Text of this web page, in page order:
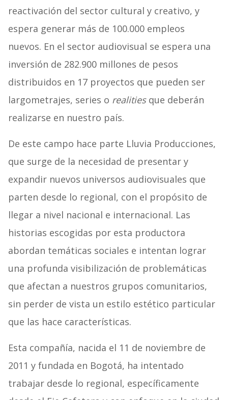
reactivación del sector cultural y creativo, y
espera generar más de 100.000 empleos
nuevos. En el sector audiovisual se espera una
inversión de 282.900 millones de pesos
distribuidos en 17 proyectos que pueden ser
largometrajes, series o realitiesque deberán
realizarse en nuestro país.
De este campo hace parte Lluvia Producciones,
que surge de la necesidad de presentar y
expandir nuevos universos audiovisuales que
parten desde lo regional, con el propósito de
llegar a nivel nacional e internacional. Las
historias escogidas por esta productora
abordan temáticas sociales e intentan lograr
una profunda visibilización de problemáticas
que afectan a nuestros grupos comunitarios,
sin perder de vista un estilo estético particular
que las hace características.
Esta compañía, nacida el 11 de noviembre de
2011 y fundada en Bogotá, ha intentado
trabajar desde lo regional, específicamente